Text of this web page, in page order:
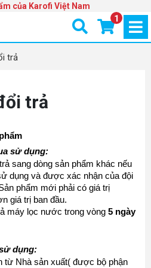
của Karofi Việt Nam
1
trả
trả
sử dụng:
sang dòng sản phẩm khác nếu
dụng và được xác nhận của đội
phẩm mới phải có giá trị
giá trị ban đầu.
máy lọc nước trong vòng 5 ngày
dụng:
từ Nhà sản xuất( được bộ phận